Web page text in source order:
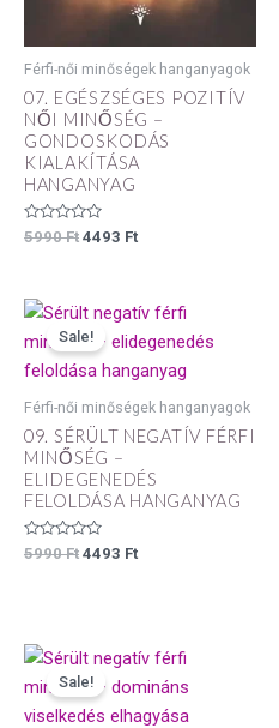
Férfi-női minőségek hanganyagok
07. EGÉSZSÉGES POZITÍV
NŐI MINŐSÉG –
GONDOSKODÁS
KIALAKÍTÁSA
HANGANYAG
Értékelés:
0
5990Ft 4493 Ft
Sale!
Férfi-női minőségek hanganyagok
09. SÉRÜLT NEGATÍV FÉRFI
MINŐSÉG –
ELIDEGENEDÉS
FELOLDÁSA HANGANYAG
Értékelés:
0
5990Ft
Original
price
was:
5990 Ft.
4493 Ft
Current
is:
4493 Ft.
Sale!
Original
price
was:
5990 Ft.
Current
is:
4493 Ft.